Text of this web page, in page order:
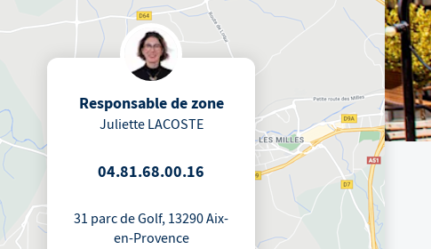
Responsable de zone
Juliette LACOSTE
04.81.68.00.16
31 parc de Golf, 13290 Aix-
en-Provence